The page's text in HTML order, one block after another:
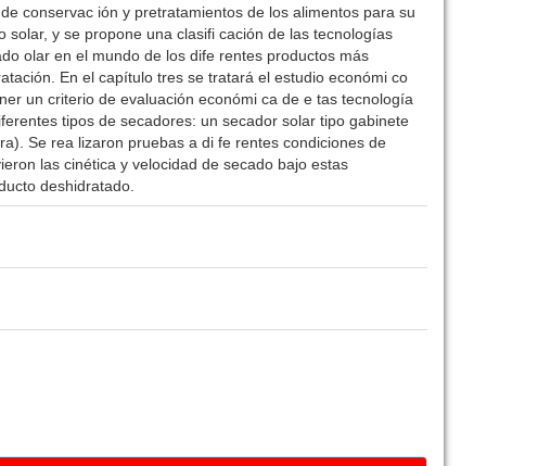
conservac ión y pretratamientos de los alimentos para su
y se propone una clasifi cación de las tecnologías
olar en el mundo de los dife rentes productos más
En el capítulo tres se tratará el estudio económi co
un criterio de evaluación económi ca de e tas tecnología
tipos de secadores: un secador solar tipo gabinete
Se rea lizaron pruebas a di fe rentes condiciones de
las cinética y velocidad de secado bajo estas
deshidratado.